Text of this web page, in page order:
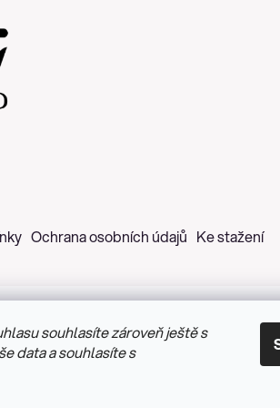
souhlasíte zároveň ještě s
data a souhlasíte s
Ochrana osobních údajů Ke stažení
. Všechna práva vyhrazena. Upravit